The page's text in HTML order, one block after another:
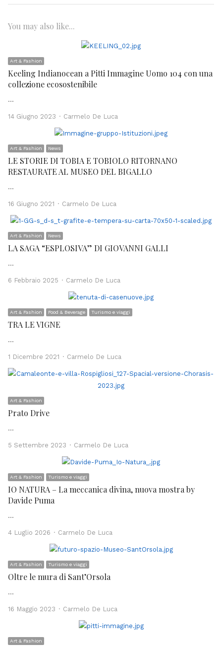
You may also like...
Art & Fashion
Keeling Indianocean a Pitti Immagine Uomo 104 con una
collezione ecosostenibile
…
14 Giugno 2023 Author
Carmelo De Luca
Art & Fashion News
LE STORIE DI TOBIA E TOBIOLO RITORNANO
RESTAURATE AL MUSEO DEL BIGALLO
…
16 Giugno 2021 Author
Carmelo De Luca
Art & Fashion News
LA SAGA “ESPLOSIVA” DI GIOVANNI GALLI
…
6 Febbraio 2025 Author
Carmelo De Luca
Art & Fashion Food & Beverage Turismo e viaggi
TRA LE VIGNE
…
1 Dicembre 2021 Author
Carmelo De Luca
Art & Fashion
Prato Drive
…
5 Settembre 2023 Author
Carmelo De Luca
Art & Fashion Turismo e viaggi
IO NATURA – La meccanica divina, nuova mostra by
Davide Puma
…
4 Luglio 2026 Author
Carmelo De Luca
Art & Fashion Turismo e viaggi
Oltre le mura di Sant’Orsola
…
16 Maggio 2023 Author
Carmelo De Luca
Art & Fashion